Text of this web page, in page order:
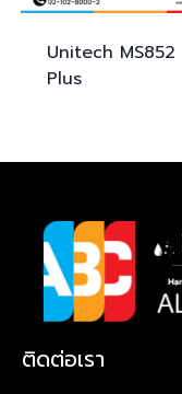
Unitech MS852
Plus
ติดต่อเรา